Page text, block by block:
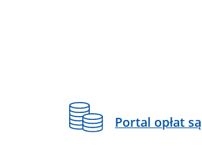
Portal opłat